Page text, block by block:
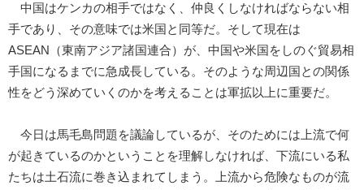
中国はケンカの相手ではなく、仲良くしなければならない相
手であり、その意味では米国と同等だ。そして現在は
ASEAN（東南アジア諸国連合）が、中国や米国をしのぐ貿易相
手国になるまでに急成長している。そのような周辺国との関係
性をどう深めていくのかを考えることは軍拡以上に重要だ。
今日は馬毛島問題を議論しているが、そのためには上流で何
が起きているのかということを理解しなければ、下流にいる私
たちは土石流に巻き込まれてしまう。上流から危険なものが流